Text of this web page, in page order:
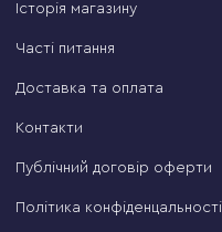
Історія магазину
Часті питання
Доставка та оплата
Контакти
Публічний договір оферти
Політика конфіденцальності